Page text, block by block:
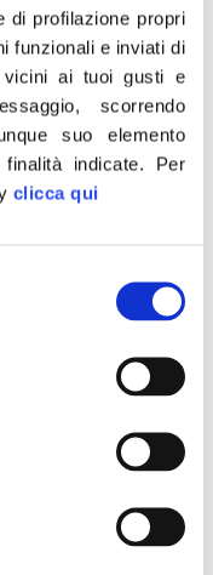
di profilazione propri
funzionali e inviati di
vicini ai tuoi gusti e
scorrendo
suo elemento
indicate. Per
clicca qui
ma che nel vuotare
e nel farlo a pochi
una volta che il
regala un
dalla sinistra al
la cannabis light è
abbasserà la